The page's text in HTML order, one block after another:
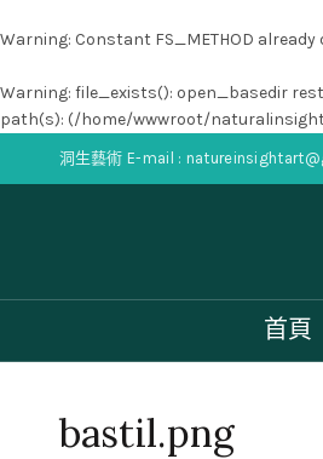
Warning: Constant FS_METHOD already
Warning: file_exists(): open_basedir
path(s): (/home/wwwroot/
洞生藝術 E-mail :
首頁
bastil.png